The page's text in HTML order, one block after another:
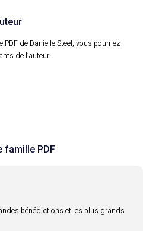
de Danielle Steel, vous pourriez
de l’auteur :
famille PDF
bénédictions et les plus grands